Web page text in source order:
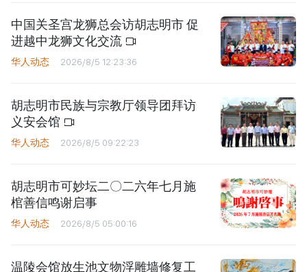
中国关圣宫龙狮总会访胡志明市 促
进越中龙狮文化交流
华人动态 2026/8/5 12:23:36
胡志明市民族与宗教厅领导团拜访
义安会馆
华人动态 2026/8/5 09:22:23
胡志明市可妙坛二〇二六年七月施
棺善信鸣谢启事
华人动态 2026/8/5 05:00:16
温陵会馆放生池文物浮雕墙修复工